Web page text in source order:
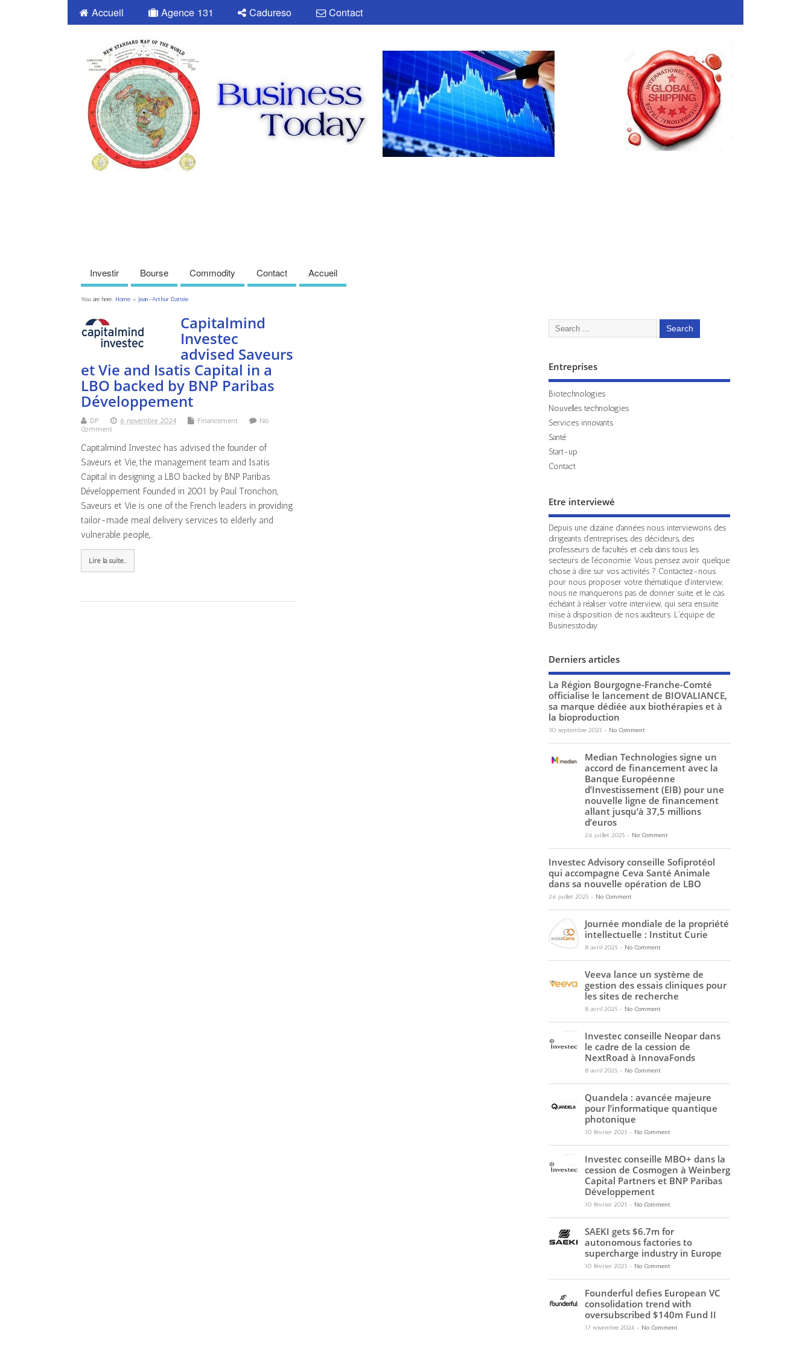
Accueil Agence 131 Cadureso Contact
Investir Bourse Commodity Contact Accueil
You are here: Home » Jean-Arthur Dattée
Capitalmind
Investec
advised Saveurs
et Vie and Isatis Capital in a
LBO backed by BNP Paribas
Développement
DP 6 novembre 2024 Financement
No
Comment
Capitalmind Investec has advised the founder of
Saveurs et Vie, the management team and Isatis
Capital in designing a LBO backed by BNP Paribas
Développement Founded in 2001 by Paul Tronchon,
Saveurs et Vie is one of the French leaders in providing
tailor-made meal delivery services to elderly and
vulnerable people,…
Lire la suite...
Entreprises
Biotechnologies
Nouvelles technologies
Services innovants
Santé
Start-up
Contact
Etre interviewé
Depuis une dizaine d'années nous interviewons des
dirigeants d'entreprises, des décideurs, des
professeurs de facultés et cela dans tous les
secteurs de l'économie. Vous pensez avoir quelque
chose à dire sur vos activités ? Contactez-nous
pour nous proposer votre thématique d'interview,
nous ne manquerons pas de donner suite, et le cas
échéant à réaliser votre interview, qui sera ensuite
mise à disposition de nos auditeurs. L'équipe de
Businesstoday
Derniers articles
La Région Bourgogne-Franche-Comté
officialise le lancement de BIOVALIANCE,
sa marque dédiée aux biothérapies et à
la bioproduction
30 septembre 2025- No Comment
Median Technologies signe un
accord de financement avec la
Banque Européenne
d’Investissement (EIB) pour une
nouvelle ligne de financement
allant jusqu’à 37,5 millions
d’euros
26 juillet 2025- No Comment
Investec Advisory conseille Sofiprotéol
qui accompagne Ceva Santé Animale
dans sa nouvelle opération de LBO
26 juillet 2025- No Comment
Journée mondiale de la propriété
intellectuelle : Institut Curie
8 avril 2025- No Comment
Veeva lance un système de
gestion des essais cliniques pour
les sites de recherche
8 avril 2025- No Comment
Investec conseille Neopar dans
le cadre de la cession de
NextRoad à InnovaFonds
8 avril 2025- No Comment
Quandela : avancée majeure
pour l’informatique quantique
photonique
10 février 2025- No Comment
Investec conseille MBO+ dans la
cession de Cosmogen à Weinberg
Capital Partners et BNP Paribas
Développement
10 février 2025- No Comment
SAEKI gets $6.7m for
autonomous factories to
supercharge industry in Europe
10 février 2025- No Comment
Founderful defies European VC
consolidation trend with
oversubscribed $140m Fund II
17 novembre 2024 - No Comment